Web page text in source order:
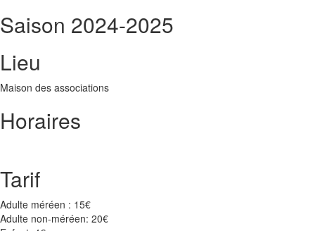
Saison 2024-2025
Lieu
Maison des associations
Horaires
Tarif
Adulte méréen : 15€
Adulte non-méréen: 20€